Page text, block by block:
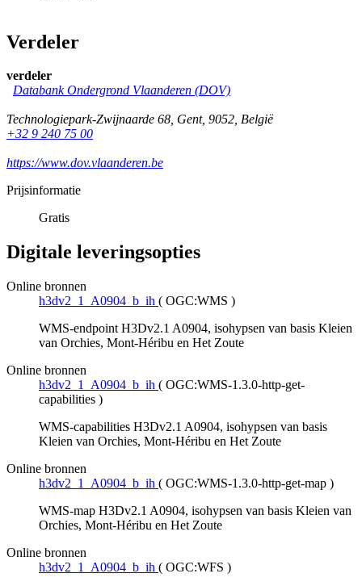
Verdeler
verdeler
Databank Ondergrond Vlaanderen (DOV)
Technologiepark-Zwijnaarde 68, Gent, 9052, België
+32 9 240 75 00
https://www.dov.vlaanderen.be
Prijsinformatie
Gratis
Digitale leveringsopties
Online bronnen
h3dv2_1_A0904_b_ih ( OGC:WMS )
WMS-endpoint H3Dv2.1 A0904, isohypsen van basis Kleien
van Orchies, Mont-Héribu en Het Zoute
Online bronnen
h3dv2_1_A0904_b_ih ( OGC:WMS-1.3.0-http-get-
capabilities )
WMS-capabilities H3Dv2.1 A0904, isohypsen van basis
Kleien van Orchies, Mont-Héribu en Het Zoute
Online bronnen
h3dv2_1_A0904_b_ih ( OGC:WMS-1.3.0-http-get-map )
WMS-map H3Dv2.1 A0904, isohypsen van basis Kleien van
Orchies, Mont-Héribu en Het Zoute
Online bronnen
h3dv2_1_A0904_b_ih ( OGC:WFS )